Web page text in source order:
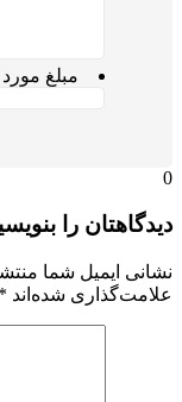
مبلغ مورد
را
ایمیل شما
شده‌اند*